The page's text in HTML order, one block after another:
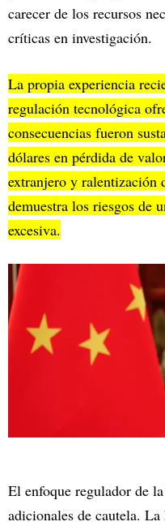
carecer de los recursos
críticas en investigación.
La propia experiencia
regulación tecnológica
consecuencias fueron
dólares en pérdida de
extranjero y ralentización
demuestra los riesgos de
excesiva.
El enfoque regulador de
adicionales de cautela.